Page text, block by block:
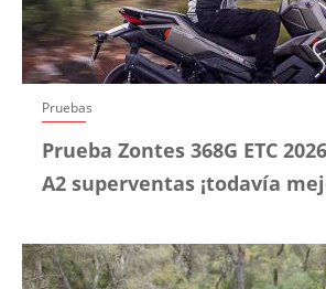
Pruebas
Prueba Zontes 368G ETC
A2 superventas ¡todavía